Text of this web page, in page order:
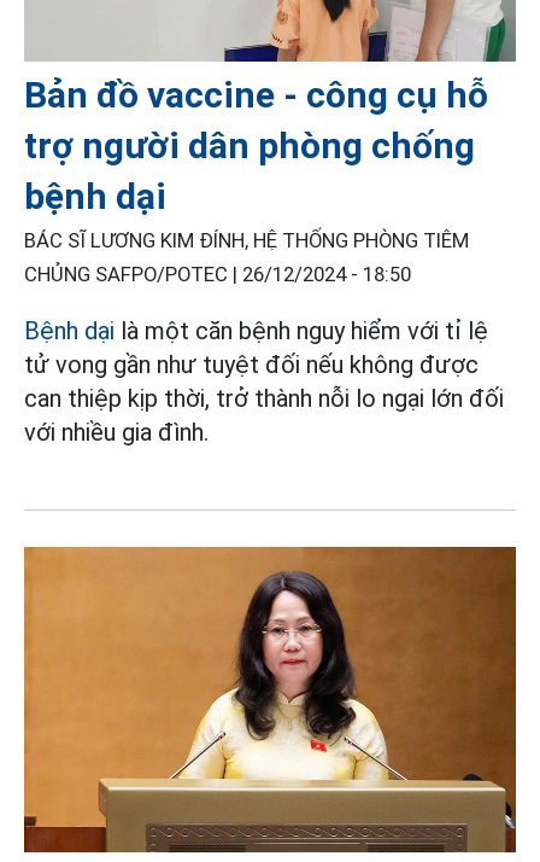
Bản đồ vaccine - công cụ hỗ
trợ người dân phòng chống
bệnh dại
BÁC SĨ LƯƠNG KIM ĐÍNH, HỆ THỐNG PHÒNG TIÊM
CHỦNG SAFPO/POTEC | 26/12/2024 - 18:50
Bệnh dại là một căn bệnh nguy hiểm với tỉ lệ
tử vong gần như tuyệt đối nếu không được
can thiệp kịp thời, trở thành nỗi lo ngại lớn đối
với nhiều gia đình.